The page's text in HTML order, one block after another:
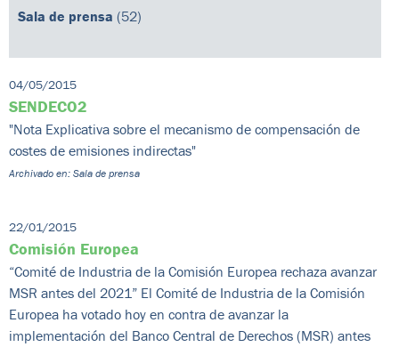
Sala de prensa (52)
04/05/2015
SENDECO2
"Nota Explicativa sobre el mecanismo de compensación de
costes de emisiones indirectas"
Archivado en: Sala de prensa
22/01/2015
Comisión Europea
“Comité de Industria de la Comisión Europea rechaza avanzar
MSR antes del 2021” El Comité de Industria de la Comisión
Europea ha votado hoy en contra de avanzar la
implementación del Banco Central de Derechos (MSR) antes